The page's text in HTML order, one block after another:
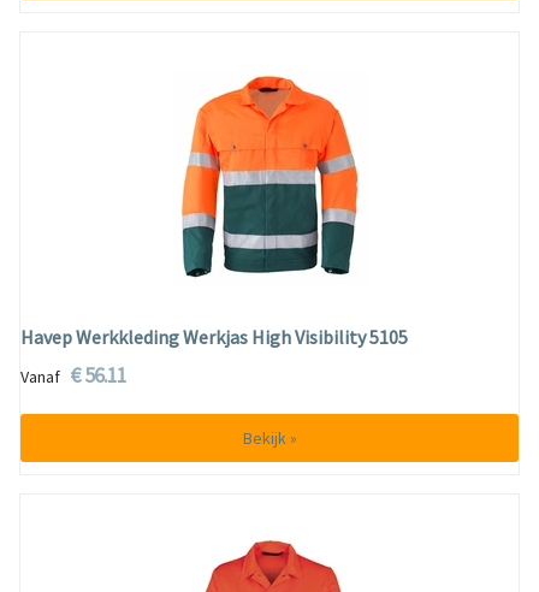
Havep Werkkleding Werkjas High Visibility 5105
Vanaf € 56.11
Bekijk »